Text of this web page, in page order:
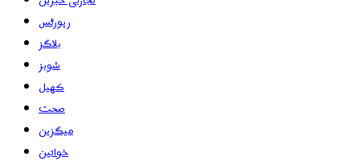
رپورٹس
بلاگز
شوبز
کھیل
صحت
میگزین
خواتین